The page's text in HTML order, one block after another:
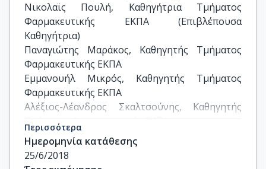
Νικολαϊς Πουλή, Καθηγήτρια Τμήματος
Φαρμακευτικής ΕΚΠΑ (Επιβλέπουσα
Καθηγήτρια)
Παναγιώτης Μαράκος, Καθηγητής Τμήματος
Φαρμακευτικής ΕΚΠΑ
Εμμανουήλ Μικρός, Καθηγητής Τμήματος
Φαρμακευτικής ΕΚΠΑ
Αλέξιος-Λέανδρος Σκαλτσούνης, Καθηγητής
Τμήματος Φαρμακευτικής ΕΚΠΑ
Ανδρέας Τσοτίνης, Καθηγητής Τμήματος
Φαρμακευτικής ΕΚΠΑ
Ρωξάνη Τέντα, Επίκ. Καθηγήτρια Χαροκόπειου
Περισσότερα
Ημερομηνία κατάθεσης
25/6/2018